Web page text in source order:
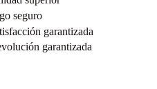
seguro
garantizada
garantizada